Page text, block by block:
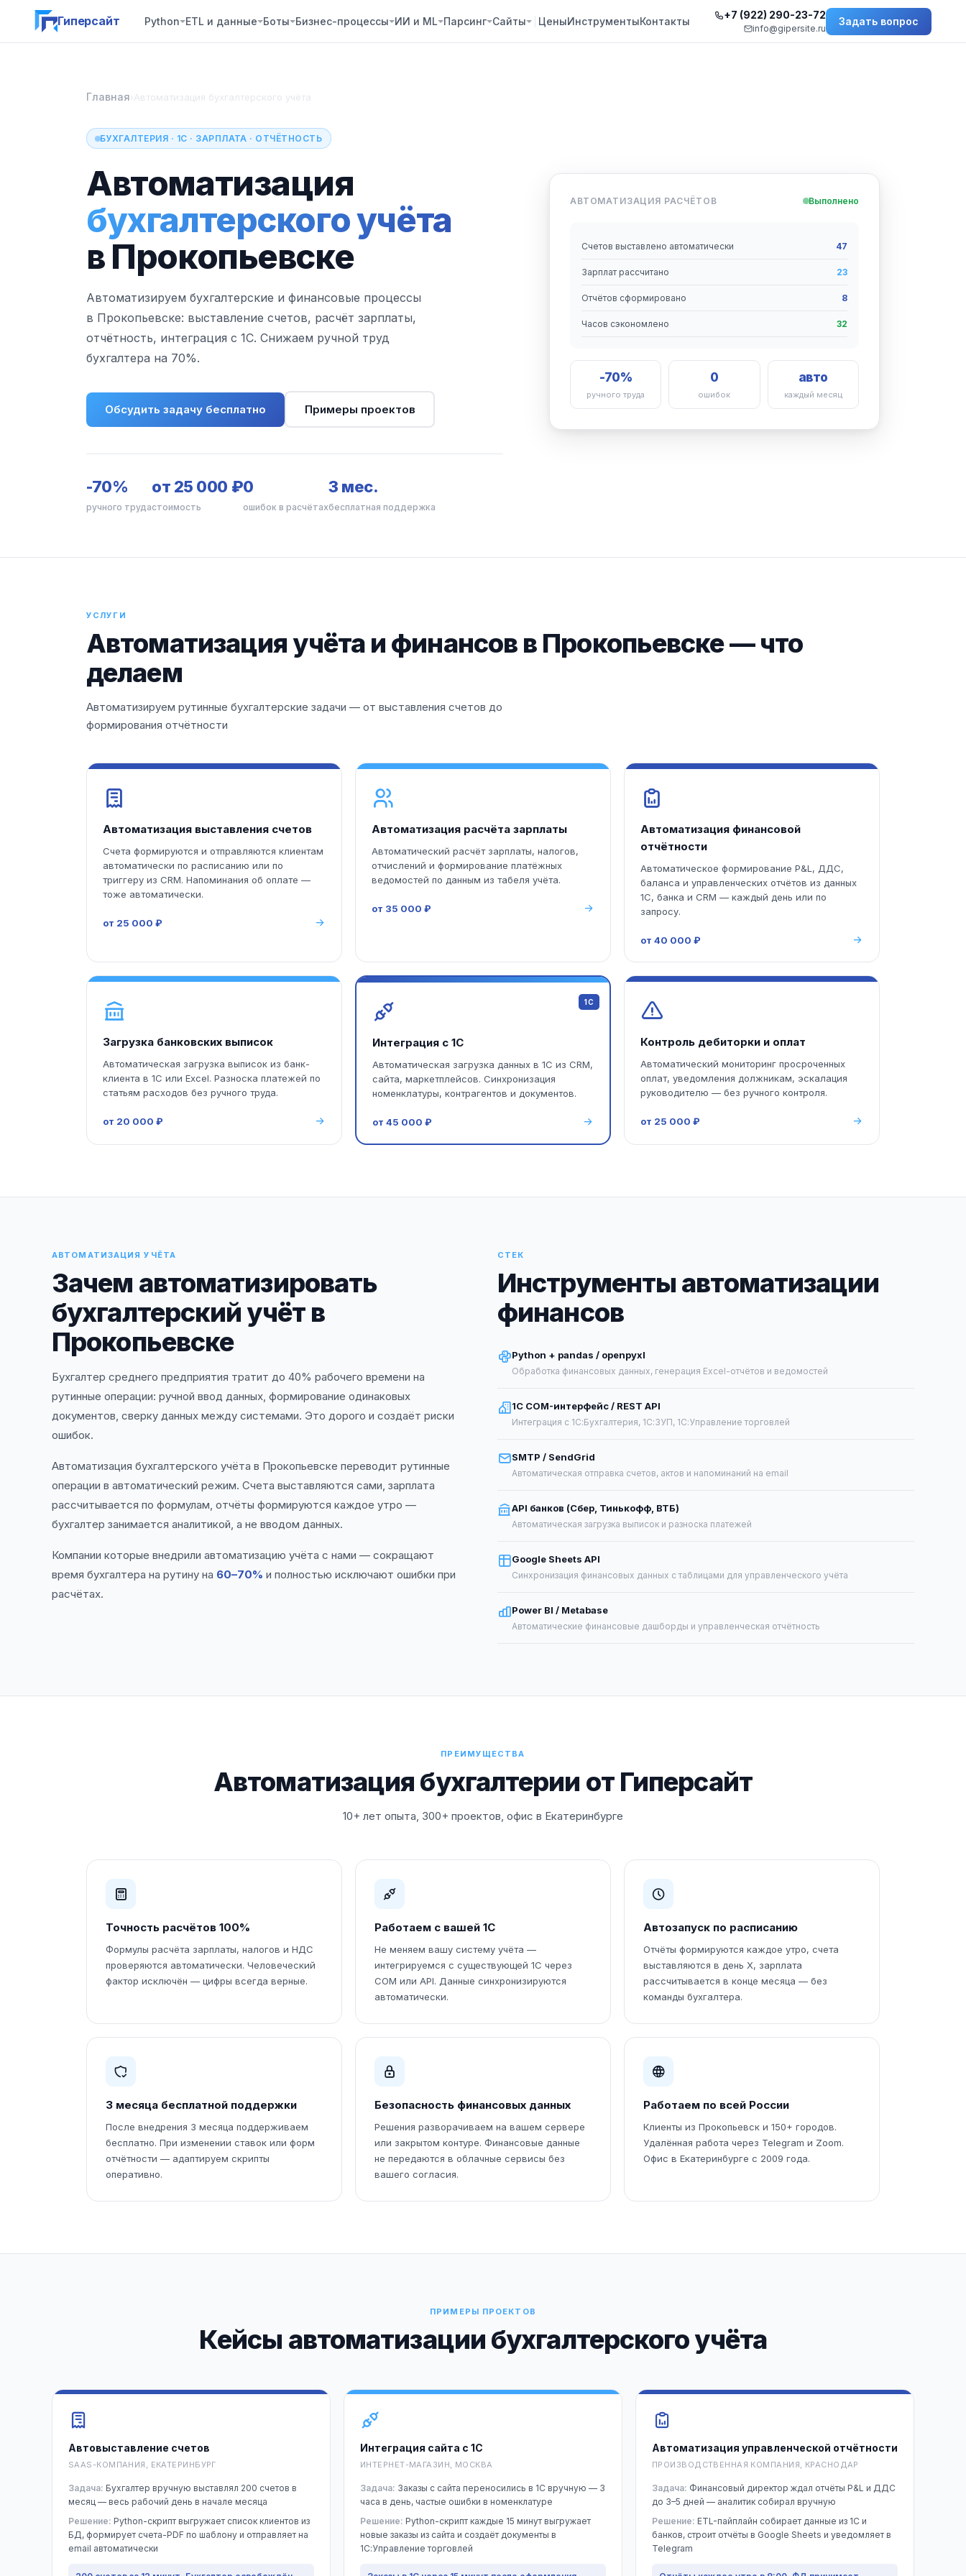
Гиперсайт Python ETL и данные Боты Бизнес-процессы ИИ и ML Парсинг Сайты ЦеныИнструментыКонтакты +7 (922) 290-23-72
info@gipersite.ru
Задать вопрос
Главная›Автоматизация бухгалтерского учёта
БУХГАЛТЕРИЯ · 1С · ЗАРПЛАТА · ОТЧЁТНОСТЬ
Автоматизация
бухгалтерского учёта
в Прокопьевске
Автоматизируем бухгалтерские и финансовые процессы
в Прокопьевске: выставление счетов, расчёт зарплаты,
отчётность, интеграция с 1С. Снижаем ручной труд
бухгалтера на 70%.
Обсудить задачу бесплатно Примеры проектов
-70%
ручного труда
от 25 000 ₽
стоимость
0
ошибок в расчётах
3 мес.
бесплатная поддержка
АВТОМАТИЗАЦИЯ РАСЧЁТОВ Выполнено
Счетов выставлено автоматически 47
Зарплат рассчитано 23
Отчётов сформировано 8
Часов сэкономлено 32
-70%
ручного труда
0
ошибок
авто
каждый месяц
УСЛУГИ
Автоматизация учёта и финансов в Прокопьевске — что
делаем
Автоматизируем рутинные бухгалтерские задачи — от выставления счетов до
формирования отчётности
Автоматизация выставления счетов
Счета формируются и отправляются клиентам
автоматически по расписанию или по
триггеру из CRM. Напоминания об оплате —
тоже автоматически.
от 25 000 ₽
Автоматизация расчёта зарплаты
Автоматический расчёт зарплаты, налогов,
отчислений и формирование платёжных
ведомостей по данным из табеля учёта.
от 35 000 ₽
Автоматизация финансовой
отчётности
Автоматическое формирование P&L, ДДС,
баланса и управленческих отчётов из данных
1С, банка и CRM — каждый день или по
запросу.
от 40 000 ₽
Загрузка банковских выписок
Автоматическая загрузка выписок из банк-
клиента в 1С или Excel. Разноска платежей по
статьям расходов без ручного труда.
от 20 000 ₽
1С
Интеграция с 1С
Автоматическая загрузка данных в 1С из CRM,
сайта, маркетплейсов. Синхронизация
номенклатуры, контрагентов и документов.
от 45 000 ₽
Контроль дебиторки и оплат
Автоматический мониторинг просроченных
оплат, уведомления должникам, эскалация
руководителю — без ручного контроля.
от 25 000 ₽
АВТОМАТИЗАЦИЯ УЧЁТА
Зачем автоматизировать
бухгалтерский учёт в
Прокопьевске
Бухгалтер среднего предприятия тратит до 40% рабочего времени на
рутинные операции: ручной ввод данных, формирование одинаковых
документов, сверку данных между системами. Это дорого и создаёт риски
ошибок.
Автоматизация бухгалтерского учёта в Прокопьевске переводит рутинные
операции в автоматический режим. Счета выставляются сами, зарплата
рассчитывается по формулам, отчёты формируются каждое утро —
бухгалтер занимается аналитикой, а не вводом данных.
Компании которые внедрили автоматизацию учёта с нами — сокращают
время бухгалтера на рутину на 60–70% и полностью исключают ошибки при
расчётах.
СТЕК
Инструменты автоматизации
финансов
Python + pandas / openpyxl
Обработка финансовых данных, генерация Excel-отчётов и ведомостей
1С COM-интерфейс / REST API
Интеграция с 1С:Бухгалтерия, 1С:ЗУП, 1С:Управление торговлей
SMTP / SendGrid
Автоматическая отправка счетов, актов и напоминаний на email
API банков (Сбер, Тинькофф, ВТБ)
Автоматическая загрузка выписок и разноска платежей
Google Sheets API
Синхронизация финансовых данных с таблицами для управленческого учёта
Power BI / Metabase
Автоматические финансовые дашборды и управленческая отчётность
ПРЕИМУЩЕСТВА
Автоматизация бухгалтерии от Гиперсайт
10+ лет опыта, 300+ проектов, офис в Екатеринбурге
Точность расчётов 100%
Формулы расчёта зарплаты, налогов и НДС
проверяются автоматически. Человеческий
фактор исключён — цифры всегда верные.
Работаем с вашей 1С
Не меняем вашу систему учёта —
интегрируемся с существующей 1С через
COM или API. Данные синхронизируются
автоматически.
Автозапуск по расписанию
Отчёты формируются каждое утро, счета
выставляются в день X, зарплата
рассчитывается в конце месяца — без
команды бухгалтера.
3 месяца бесплатной поддержки
После внедрения 3 месяца поддерживаем
бесплатно. При изменении ставок или форм
отчётности — адаптируем скрипты
оперативно.
Безопасность финансовых данных
Решения разворачиваем на вашем сервере
или закрытом контуре. Финансовые данные
не передаются в облачные сервисы без
вашего согласия.
Работаем по всей России
Клиенты из Прокопьевск и 150+ городов.
Удалённая работа через Telegram и Zoom.
Офис в Екатеринбурге с 2009 года.
ПРИМЕРЫ ПРОЕКТОВ
Кейсы автоматизации бухгалтерского учёта
Автовыставление счетов
SAAS-КОМПАНИЯ, ЕКАТЕРИНБУРГ
Задача: Бухгалтер вручную выставлял 200 счетов в
месяц — весь рабочий день в начале месяца
Решение: Python-скрипт выгружает список клиентов из
БД, формирует счета-PDF по шаблону и отправляет на
email автоматически
Интеграция сайта с 1С
ИНТЕРНЕТ-МАГАЗИН, МОСКВА
Задача: Заказы с сайта переносились в 1С вручную — 3
часа в день, частые ошибки в номенклатуре
Решение: Python-скрипт каждые 15 минут выгружает
новые заказы из сайта и создаёт документы в
1С:Управление торговлей
Автоматизация управленческой отчётности
ПРОИЗВОДСТВЕННАЯ КОМПАНИЯ, КРАСНОДАР
Задача: Финансовый директор ждал отчёты P&L и ДДС
до 3–5 дней — аналитик собирал вручную
Решение: ETL-пайплайн собирает данные из 1С и
банков, строит отчёты в Google Sheets и уведомляет в
Telegram